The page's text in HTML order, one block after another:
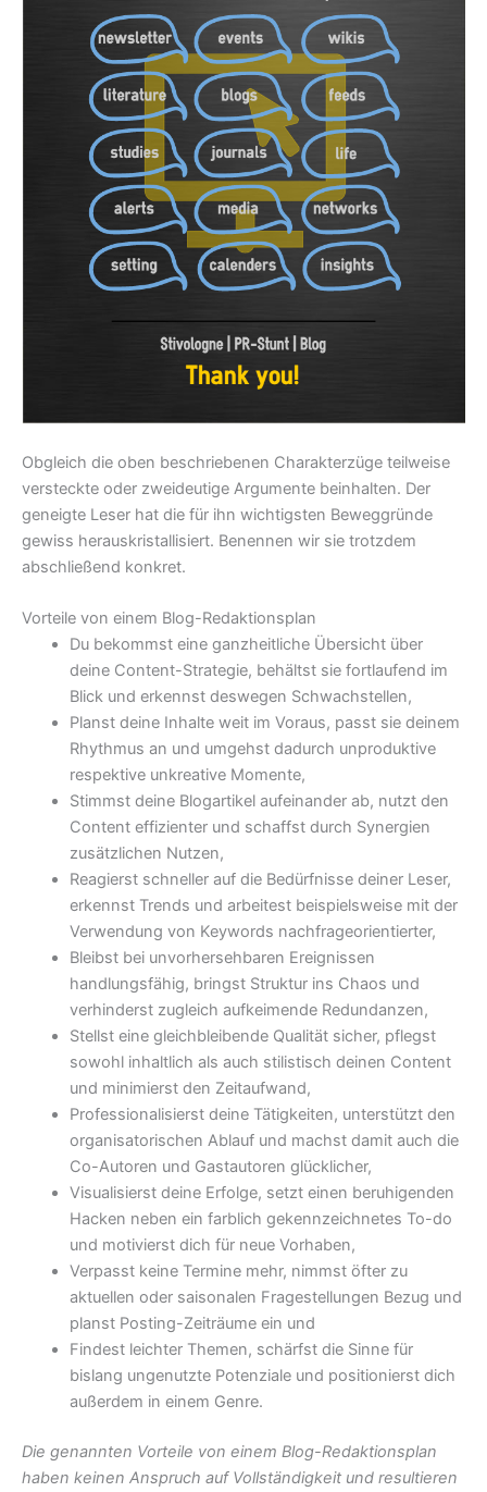
Obgleich die oben beschriebenen Charakterzüge teilweise
versteckte oder zweideutige Argumente beinhalten. Der
geneigte Leser hat die für ihn wichtigsten Beweggründe
gewiss herauskristallisiert. Benennen wir sie trotzdem
abschließend konkret.
Vorteile von einem Blog-Redaktionsplan
Du bekommst eine ganzheitliche Übersicht über
deine Content-Strategie, behältst sie fortlaufend im
Blick und erkennst deswegen Schwachstellen,
Planst deine Inhalte weit im Voraus, passt sie deinem
Rhythmus an und umgehst dadurch unproduktive
respektive unkreative Momente,
Stimmst deine Blogartikel aufeinander ab, nutzt den
Content effizienter und schaffst durch Synergien
zusätzlichen Nutzen,
Reagierst schneller auf die Bedürfnisse deiner Leser,
erkennst Trends und arbeitest beispielsweise mit der
Verwendung von Keywords nachfrageorientierter,
Bleibst bei unvorhersehbaren Ereignissen
handlungsfähig, bringst Struktur ins Chaos und
verhinderst zugleich aufkeimende Redundanzen,
Stellst eine gleichbleibende Qualität sicher, pflegst
sowohl inhaltlich als auch stilistisch deinen Content
und minimierst den Zeitaufwand,
Professionalisierst deine Tätigkeiten, unterstützt den
organisatorischen Ablauf und machst damit auch die
Co-Autoren und Gastautoren glücklicher,
Visualisierst deine Erfolge, setzt einen beruhigenden
Hacken neben ein farblich gekennzeichnetes To-do
und motivierst dich für neue Vorhaben,
Verpasst keine Termine mehr, nimmst öfter zu
aktuellen oder saisonalen Fragestellungen Bezug und
planst Posting-Zeiträume ein und
Findest leichter Themen, schärfst die Sinne für
bislang ungenutzte Potenziale und positionierst dich
außerdem in einem Genre.
Die genannten Vorteile von einem Blog-Redaktionsplan
haben keinen Anspruch auf Vollständigkeit und resultieren